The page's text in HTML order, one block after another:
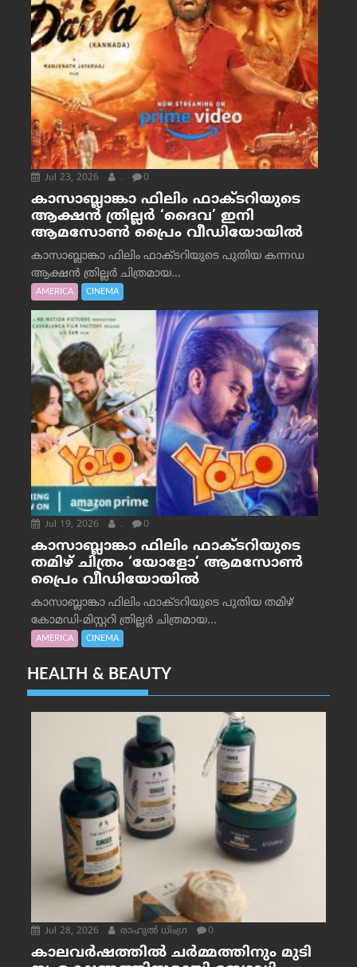
Jul 23, 2026 . 0
കാസാബ്ലാങ്കാ ഫിലിം ഫാക്ടറിയുടെ
ആക്ഷൻ ത്രില്ലർ ‘ദൈവ’ ഇനി
ആമസോൺ പ്രൈം വീഡിയോയിൽ
കാസാബ്ലാങ്കാ ഫിലിം ഫാക്ടറിയുടെ പുതിയ കന്നഡ
ആക്ഷൻ ത്രില്ലർ ചിത്രമായ...
AMERICA CINEMA
Jul 19, 2026 . 0
കാസാബ്ലാങ്കാ ഫിലിം ഫാക്ടറിയുടെ
തമിഴ് ചിത്രം ‘യോളോ’ ആമസോൺ
പ്രൈം വീഡിയോയിൽ
കാസാബ്ലാങ്കാ ഫിലിം ഫാക്ടറിയുടെ പുതിയ തമിഴ്
കോമഡി-മിസ്റ്ററി ത്രില്ലർ ചിത്രമായ...
AMERICA CINEMA
HEALTH & BEAUTY
Jul 28, 2026 രാഹുല്‍ ധിംഗ്ര 0
കാലവർഷത്തിൽ ചർമ്മത്തിനും മുടി